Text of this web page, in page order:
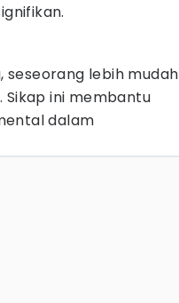
seseorang lebih mudah
ini membantu
dalam